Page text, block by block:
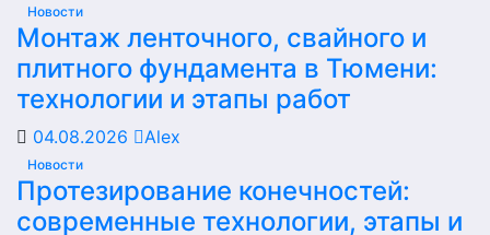
Новости
Монтаж ленточного, свайного и
плитного фундамента в Тюмени:
технологии и этапы работ
04.08.2026 Alex
Новости
Протезирование конечностей:
современные технологии, этапы и